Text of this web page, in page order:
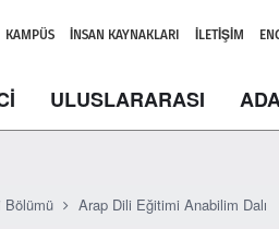
KAMPÜS İNSAN KAYNAKLARI İLETIŞIM
ULUSLARARASI
Bölümü Arap Dili Eğitimi Anabilim Dalı